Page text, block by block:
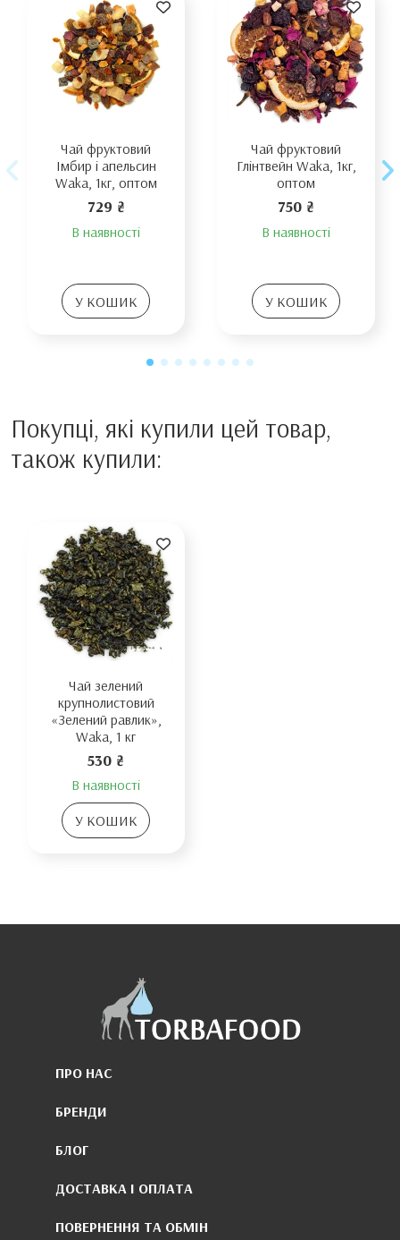
Чай фруктовий
Імбир і апельсин
Waka, 1кг, оптом
729 ₴
В наявності
У КОШИК
Чай фруктовий
Глінтвейн Waka, 1кг,
оптом
750 ₴
В наявності
У КОШИК
Покупці, які купили цей товар,
також купили:
Чай зелений
крупнолистовий
«Зелений равлик»,
Waka, 1 кг
530 ₴
В наявності
У КОШИК
ПРО НАС
БРЕНДИ
БЛОГ
ДОСТАВКА І ОПЛАТА
ПОВЕРНЕННЯ ТА ОБМІН